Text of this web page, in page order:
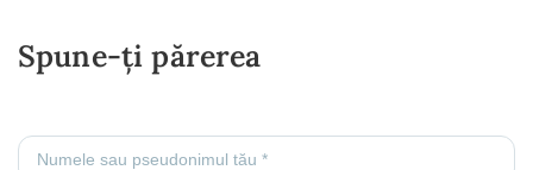
Spune-ți părerea